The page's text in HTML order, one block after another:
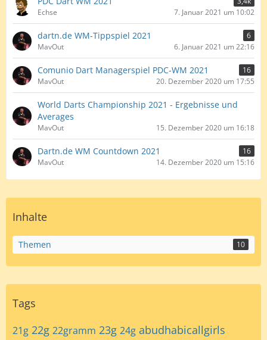
Echse
7. Januar 2021 um 10:02
dartn.de WM-Tippspiel 2021
6
MavOut
6. Januar 2021 um 22:16
Comunio Dart Managerspiel PDC-WM 2021
16
MavOut
20. Dezember 2020 um 17:55
World Darts Championship 2021 - Ergebnisse und
Averages
MavOut 15. Dezember 2020 um 16:18
Dartn.de WM Countdown 2021
16
MavOut
14. Dezember 2020 um 15:16
Inhalte
Themen 10
Tags
21g 22g 22gramm 23g 24g abudhabicallgirls